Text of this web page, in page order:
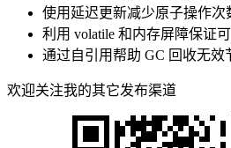
使用延迟更新减少原子操作次
利用 volatile 和内存屏障保证可
通过自引用帮助 GC 回收无效
欢迎关注我的其它发布渠道